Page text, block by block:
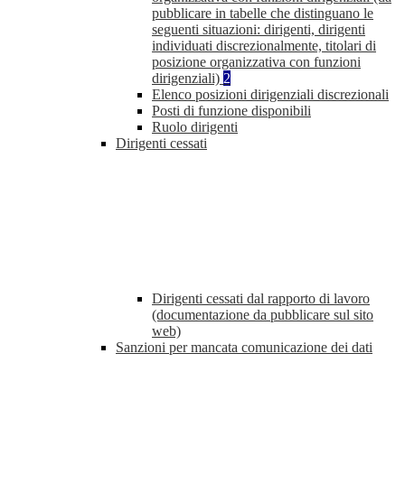
pubblicare in tabelle che distinguano le
seguenti situazioni: dirigenti, dirigenti
individuati discrezionalmente, titolari di
posizione organizzativa con funzioni
dirigenziali) 2
Elenco posizioni dirigenziali discrezionali
Posti di funzione disponibili
Ruolo dirigenti
Dirigenti cessati
Dirigenti cessati dal rapporto di lavoro
(documentazione da pubblicare sul sito
web)
Sanzioni per mancata comunicazione dei dati